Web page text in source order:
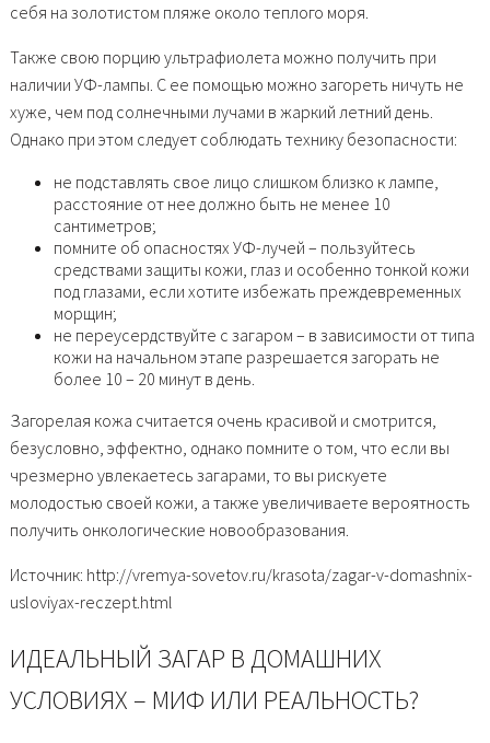
себя на золотистом пляже около теплого моря.
Также свою порцию ультрафиолета можно получить при
наличии УФ-лампы. С ее помощью можно загореть ничуть не
хуже, чем под солнечными лучами в жаркий летний день.
Однако при этом следует соблюдать технику безопасности:
не подставлять свое лицо слишком близко к лампе,
расстояние от нее должно быть не менее 10
сантиметров;
помните об опасностях УФ-лучей – пользуйтесь
средствами защиты кожи, глаз и особенно тонкой кожи
под глазами, если хотите избежать преждевременных
морщин;
не переусердствуйте с загаром – в зависимости от типа
кожи на начальном этапе разрешается загорать не
более 10 – 20 минут в день.
Загорелая кожа считается очень красивой и смотрится,
безусловно, эффектно, однако помните о том, что если вы
чрезмерно увлекаетесь загарами, то вы рискуете
молодостью своей кожи, а также увеличиваете вероятность
получить онкологические новообразования.
Источник: http://vremya-sovetov.ru/krasota/zagar-v-domashnix-
usloviyax-reczept.html
ИДЕАЛЬНЫЙ ЗАГАР В ДОМАШНИХ
УСЛОВИЯХ – МИФ ИЛИ РЕАЛЬНОСТЬ?